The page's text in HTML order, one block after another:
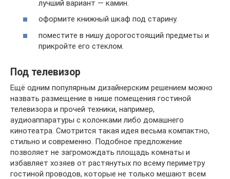
лучший вариант — камин.
оформите книжный шкаф под старину.
поместите в нишу дорогостоящий предметы и
прикройте его стеклом.
Под телевизор
Ещё одним популярным дизайнерским решением можно
назвать размещение в нише помещения гостиной
телевизора и прочей техники, например,
аудиоаппаратуры с колонками либо домашнего
кинотеатра. Смотрится такая идея весьма компактно,
стильно и современно. Подобное предложение
позволяет не загромождать площадь комнаты и
избавляет хозяев от растянутых по всему периметру
гостиной проводов, которые не только мешают всем